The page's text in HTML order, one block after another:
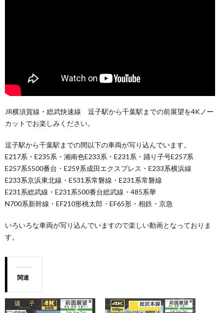
JR横須賀線・総武快速線 逗子駅から千葉駅までの前展望を4Kノー
カットでお楽しみください。
逗子駅から千葉駅までの間以下の車両が写り込んでいます。
E217系・E235系・湘南色E233系・E231系・踊り子号E257系
E257系5500番台・E259系成田エクスプレス・E233系横浜線
E233系京浜東北線・E531系常磐線・E231系常磐線
E231系総武線・E231系500番台総武線・485系華
N700系新幹線・EF210形桃太郎・EF65形・相鉄・京急
いろいろな車両が写り込んでいますので楽しい動画となっておりま
す。
関連